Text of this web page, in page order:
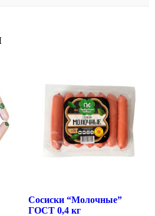
Сосиски “Молочные”
ГОСТ 0,4 кг